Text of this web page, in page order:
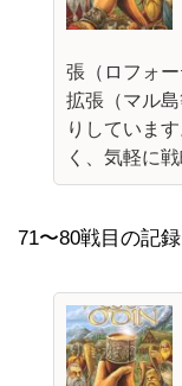
張（ロフォ
拡張（マル
りしていま
く、気軽に
71〜80戦目の記録